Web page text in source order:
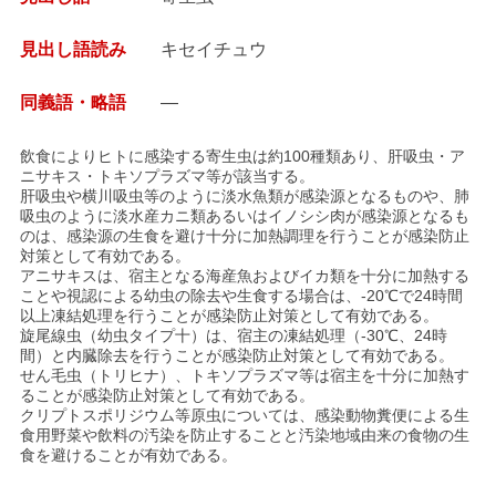
見出し語読み キセイチュウ
同義語・略語 —
飲食によりヒトに感染する寄生虫は約100種類あり、肝吸虫・ア
ニサキス・トキソプラズマ等が該当する。
肝吸虫や横川吸虫等のように淡水魚類が感染源となるものや、肺
吸虫のように淡水産カニ類あるいはイノシシ肉が感染源となるも
のは、感染源の生食を避け十分に加熱調理を行うことが感染防止
対策として有効である。
アニサキスは、宿主となる海産魚およびイカ類を十分に加熱する
ことや視認による幼虫の除去や生食する場合は、-20℃で24時間
以上凍結処理を行うことが感染防止対策として有効である。
旋尾線虫（幼虫タイプ十）は、宿主の凍結処理（-30℃、24時
間）と内臓除去を行うことが感染防止対策として有効である。
せん毛虫（トリヒナ）、トキソプラズマ等は宿主を十分に加熱す
ることが感染防止対策として有効である。
クリプトスポリジウム等原虫については、感染動物糞便による生
食用野菜や飲料の汚染を防止することと汚染地域由来の食物の生
食を避けることが有効である。